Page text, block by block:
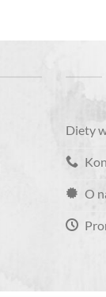
Diety
O